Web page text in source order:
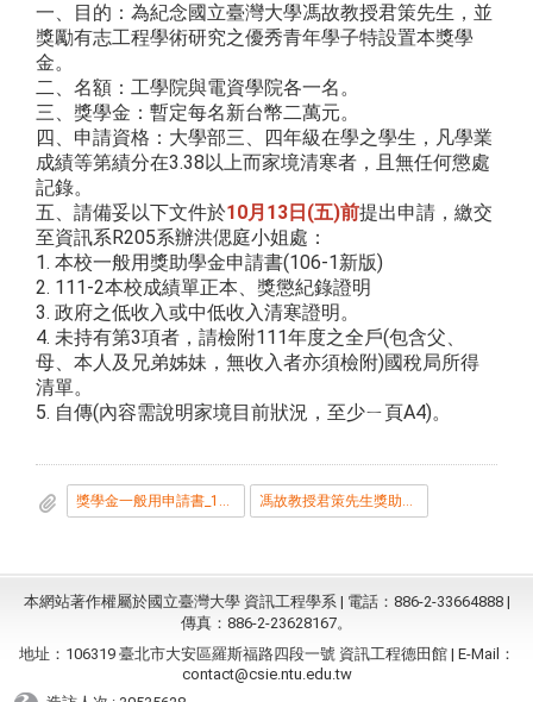
一、目的：為紀念國立臺灣大學馮故教授君策先生，並
獎勵有志工程學術研究之優秀青年學子特設置本獎學
金。
二、名額：工學院與電資學院各一名。
三、獎學金：暫定每名新台幣二萬元。
四、申請資格：大學部三、四年級在學之學生，凡學業
成績等第績分在3.38以上而家境清寒者，且無任何懲處
記錄。
五、請備妥以下文件於10月13日(五)前提出申請，繳交
至資訊系R205系辦洪偲庭小姐處：
1. 本校一般用獎助學金申請書(106-1新版)
2. 111-2本校成績單正本、獎懲紀錄證明
3. 政府之低收入或中低收入清寒證明。
4. 未持有第3項者，請檢附111年度之全戶(包含父、
母、本人及兄弟姊妹，無收入者亦須檢附)國稅局所得
清單。
5. 自傳(內容需說明家境目前狀況，至少ㄧ頁A4)。
獎學金一般用申請書_106-1版_.doc 馮故教授君策先生獎助金辦法.pdf
本網站著作權屬於國立臺灣大學 資訊工程學系 | 電話：886-2-33664888 |
傳真：886-2-23628167。
地址：106319 臺北市大安區羅斯福路四段一號 資訊工程德田館 | E-Mail：
contact@csie.ntu.edu.tw